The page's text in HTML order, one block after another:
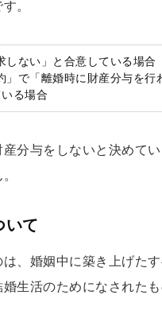
。
しない」と合意している場合
」で「離婚時に財産分与を行
る場合
産分与をしないと決めて
いて
、婚姻中に築き上げた
生活のためになされた